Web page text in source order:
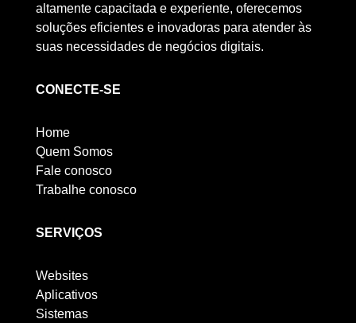
altamente capacitada e experiente, oferecemos
soluções eficientes e inovadoras para atender às
suas necessidades de negócios digitais.
CONECTE-SE
Home
Quem Somos
Fale conosco
Trabalhe conosco
SERVIÇOS
Websites
Aplicativos
Sistemas